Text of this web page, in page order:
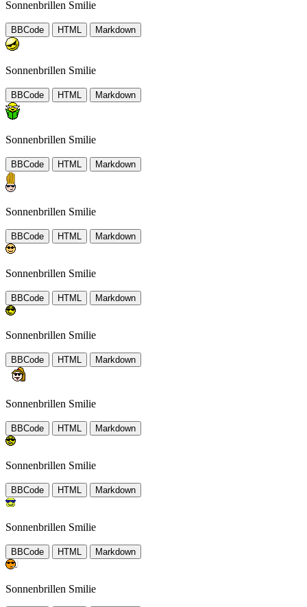
Sonnenbrillen Smilie
BBCode HTML Markdown
Sonnenbrillen Smilie
BBCode HTML Markdown
Sonnenbrillen Smilie
BBCode HTML Markdown
Sonnenbrillen Smilie
BBCode HTML Markdown
Sonnenbrillen Smilie
BBCode HTML Markdown
Sonnenbrillen Smilie
BBCode HTML Markdown
Sonnenbrillen Smilie
BBCode HTML Markdown
Sonnenbrillen Smilie
BBCode HTML Markdown
Sonnenbrillen Smilie
BBCode HTML Markdown
Sonnenbrillen Smilie